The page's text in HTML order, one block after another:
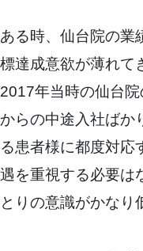
ある時、仙台院の業
標達成意欲が薄れて
2017年当時の仙台
からの中途入社ばか
る患者様に都度対応
遇を重視する必要は
とりの意識がかなり